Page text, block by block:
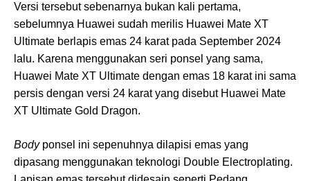
Versi tersebut sebenarnya bukan kali pertama,
sebelumnya Huawei sudah merilis Huawei Mate XT
Ultimate berlapis emas 24 karat pada September 2024
lalu. Karena menggunakan seri ponsel yang sama,
Huawei Mate XT Ultimate dengan emas 18 karat ini sama
persis dengan versi 24 karat yang disebut Huawei Mate
XT Ultimate Gold Dragon.
Body ponsel ini sepenuhnya dilapisi emas yang
dipasang menggunakan teknologi Double Electroplating.